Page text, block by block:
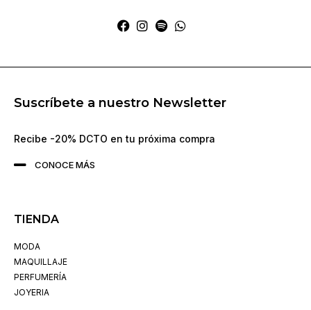
Suscríbete a nuestro Newsletter
Recibe -20% DCTO en tu próxima compra
CONOCE MÁS
TIENDA
MODA
MAQUILLAJE
PERFUMERÍA
JOYERIA